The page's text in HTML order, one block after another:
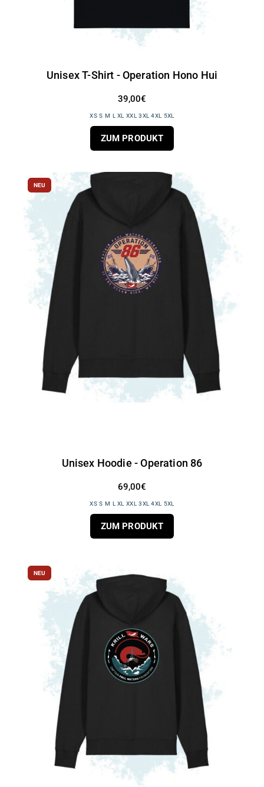
Unisex T-Shirt - Operation Hono Hui
39,00€
XS S M L XL XXL 3XL 4XL 5XL
ZUM PRODUKT
NEU
Unisex Hoodie - Operation 86
69,00€
XS S M L XL XXL 3XL 4XL 5XL
ZUM PRODUKT
NEU